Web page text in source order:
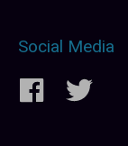
Social Media